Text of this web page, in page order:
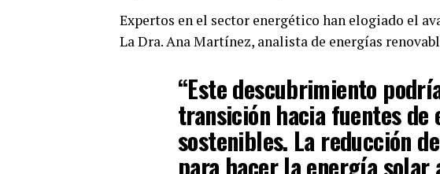
Expertos en el sector energético han elogiado el
La Dra. Ana Martínez, analista de energías
“Este descubrimiento
transición hacia fuentes
sostenibles. La reducción
para hacer la energía solar